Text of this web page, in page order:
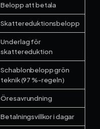
Belopp att betala
Skattereduktionsbelopp
Underlag för
skattereduktion
Schablonbelopp grön
teknik (97 %-regeln)
Öresavrundning
Betalningsvillkor i dagar